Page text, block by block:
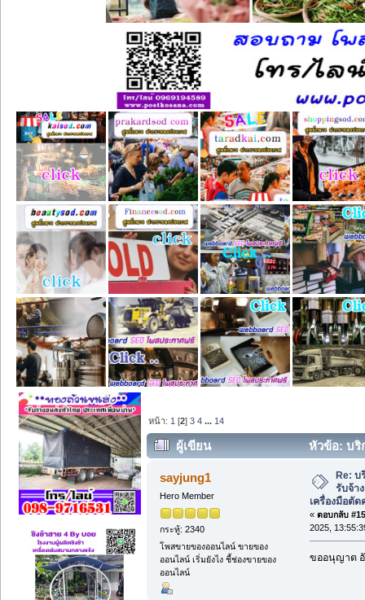
หน้า: 1 [2]3 4 ... 14
ผู้เขียน
หัวข้อ: บริ
เครื่องมือตัดคอนกรีต โทร 089-66 (อ่าน
sayjung1
Hero Member
กระทู้: 2340
โพสขายของออนไลน์ ขายของ
ออนไลน์ เริ่มยังไง ชี้ช่องขายของ
ออนไลน์
Re:
รับจ้า
เครื่องมือตั
« ตอบกลับ
2025,
ขออนุญาต